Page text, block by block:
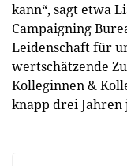
kann“, sagt etwa
Campaigning
Leidenschaft für
wertschätzende
Kolleginnen &
knapp drei Jahren